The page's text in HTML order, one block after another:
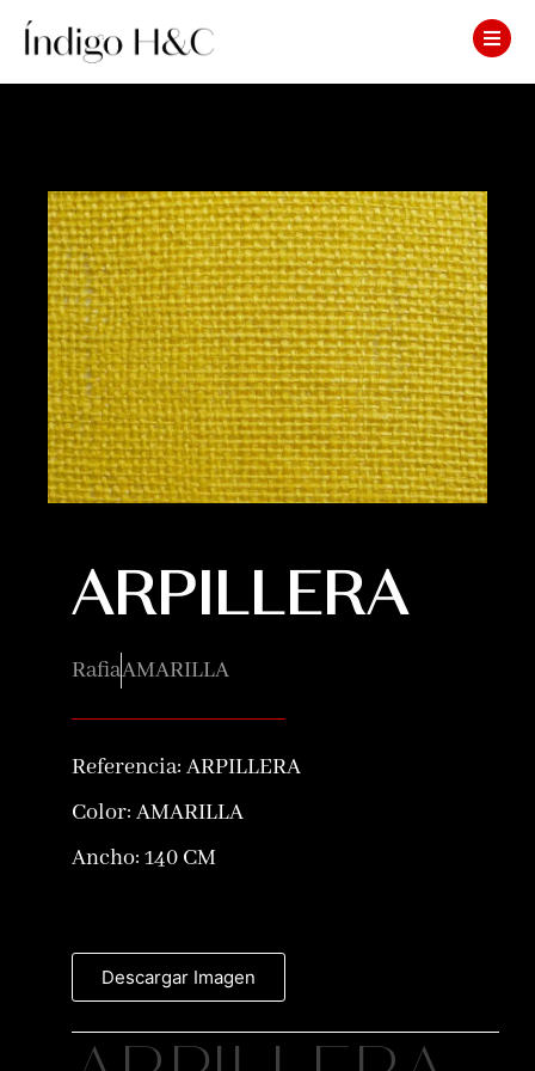
ARPILLERA
RafiaAMARILLA
Referencia: ARPILLERA
Color: AMARILLA
Ancho: 140 CM
Descargar Imagen